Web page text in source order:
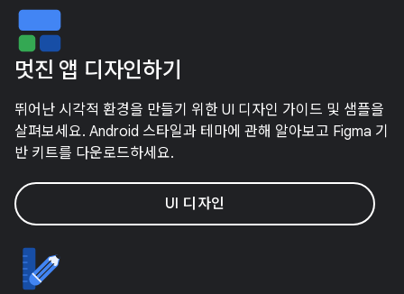
멋진 앱 디자인하기
뛰어난 시각적 환경을 만들기 위한 UI 디자인 가이드 및 샘플을
살펴보세요. Android 스타일과 테마에 관해 알아보고 Figma 기
반 키트를 다운로드하세요.
UI 디자인